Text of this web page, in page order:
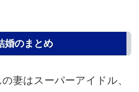
婚のまとめ
妻はスーパーアイドル、